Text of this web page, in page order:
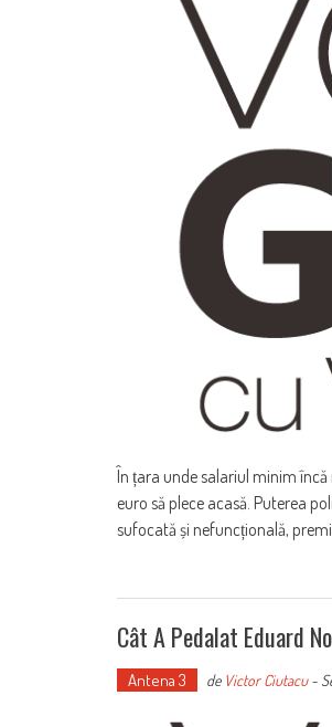
În țara unde salariul minim
euro să plece acasă. Puterea
sufocată și nefuncțională,
Cât A Pedalat Eduard
Antena 3 de Victor Ciutacu-